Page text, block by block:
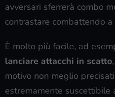
avversari sferrerà combo
contrastare combattendo
È molto più facile, ad
lanciare attacchi in scatto
motivo non meglio
estremamente suscettibile